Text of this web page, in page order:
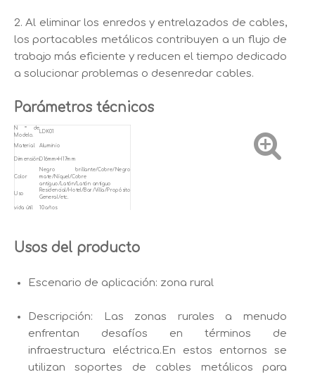
2. Al eliminar los enredos y entrelazados de cables,
los portacables metálicos contribuyen a un flujo de
trabajo más eficiente y reducen el tiempo dedicado
a solucionar problemas o desenredar cables.
Parámetros técnicos
N º de
Modelo.
LDK01
Material Aluminio
DimensiónD16mm×H17mm
Color
Negro brillante/Cobre/Negro
mate/Níquel/Cobre
antiguo/Latón/Latón antiguo
Uso
Residencial/Hotel/Bar/Villa/Propósito
General/etc.
vida útil
10 años
Usos del producto
Escenario de aplicación: zona rural
Descripción: Las zonas rurales a menudo
enfrentan desafíos en términos de
infraestructura eléctrica.En estos entornos se
utilizan soportes de cables metálicos para